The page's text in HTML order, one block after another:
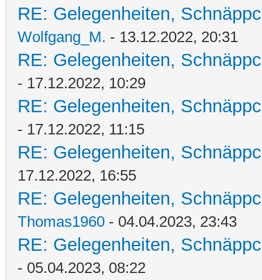
RE: Gelegenheiten,
Wolfgang_M. - 13.12.2022, 20:31
RE: Gelegenheiten,
- 17.12.2022, 10:29
RE: Gelegenheiten,
- 17.12.2022, 11:15
RE: Gelegenheiten,
17.12.2022, 16:55
RE: Gelegenheiten,
Thomas1960 - 04.04.2023, 23:43
RE: Gelegenheiten,
- 05.04.2023, 08:22